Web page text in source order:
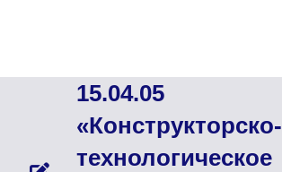
15.04.05
«Конструкторско-
технологическое